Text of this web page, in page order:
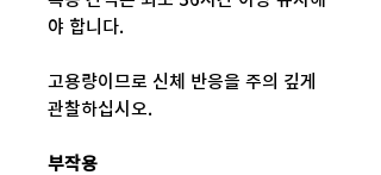
야 합니다.
고용량이므로 신체 반응을 주의 깊게
관찰하십시오.
부작용